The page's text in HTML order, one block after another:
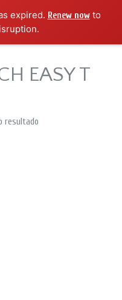
expired. Renew nowto
EASY T
resultado